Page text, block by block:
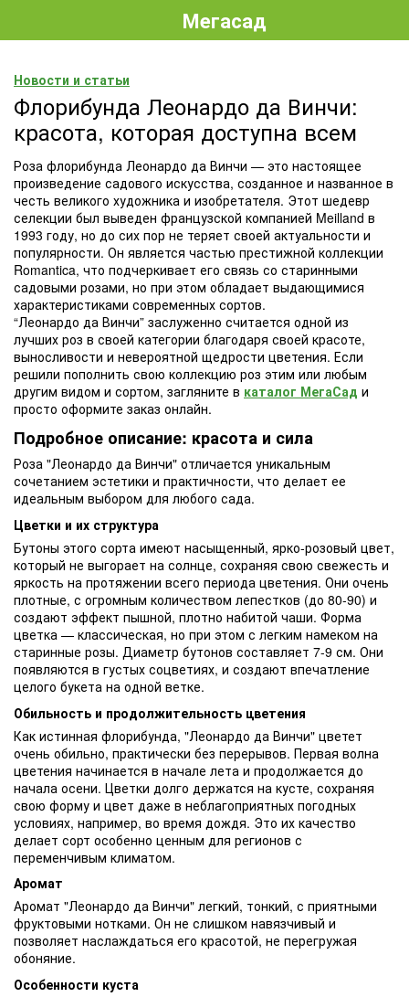
Мегасад
Новости и статьи
Флорибунда Леонардо да Винчи:
красота, которая доступна всем
Роза флорибунда Леонардо да Винчи — это настоящее
произведение садового искусства, созданное и названное в
честь великого художника и изобретателя. Этот шедевр
селекции был выведен французской компанией Meilland в
1993 году, но до сих пор не теряет своей актуальности и
популярности. Он является частью престижной коллекции
Romantica, что подчеркивает его связь со старинными
садовыми розами, но при этом обладает выдающимися
характеристиками современных сортов.
“Леонардо да Винчи” заслуженно считается одной из
лучших роз в своей категории благодаря своей красоте,
выносливости и невероятной щедрости цветения. Если
решили пополнить свою коллекцию роз этим или любым
другим видом и сортом, загляните в каталог МегаСад и
просто оформите заказ онлайн.
Подробное описание: красота и сила
Роза "Леонардо да Винчи" отличается уникальным
сочетанием эстетики и практичности, что делает ее
идеальным выбором для любого сада.
Цветки и их структура
Бутоны этого сорта имеют насыщенный, ярко-розовый цвет,
который не выгорает на солнце, сохраняя свою свежесть и
яркость на протяжении всего периода цветения. Они очень
плотные, с огромным количеством лепестков (до 80-90) и
создают эффект пышной, плотно набитой чаши. Форма
цветка — классическая, но при этом с легким намеком на
старинные розы. Диаметр бутонов составляет 7-9 см. Они
появляются в густых соцветиях, и создают впечатление
целого букета на одной ветке.
Обильность и продолжительность цветения
Как истинная флорибунда, "Леонардо да Винчи" цветет
очень обильно, практически без перерывов. Первая волна
цветения начинается в начале лета и продолжается до
начала осени. Цветки долго держатся на кусте, сохраняя
свою форму и цвет даже в неблагоприятных погодных
условиях, например, во время дождя. Это их качество
делает сорт особенно ценным для регионов с
переменчивым климатом.
Аромат
Аромат "Леонардо да Винчи" легкий, тонкий, с приятными
фруктовыми нотками. Он не слишком навязчивый и
позволяет наслаждаться его красотой, не перегружая
обоняние.
Особенности куста